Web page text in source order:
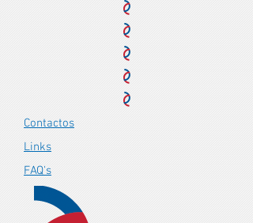
Contactos
Links
FAQ's